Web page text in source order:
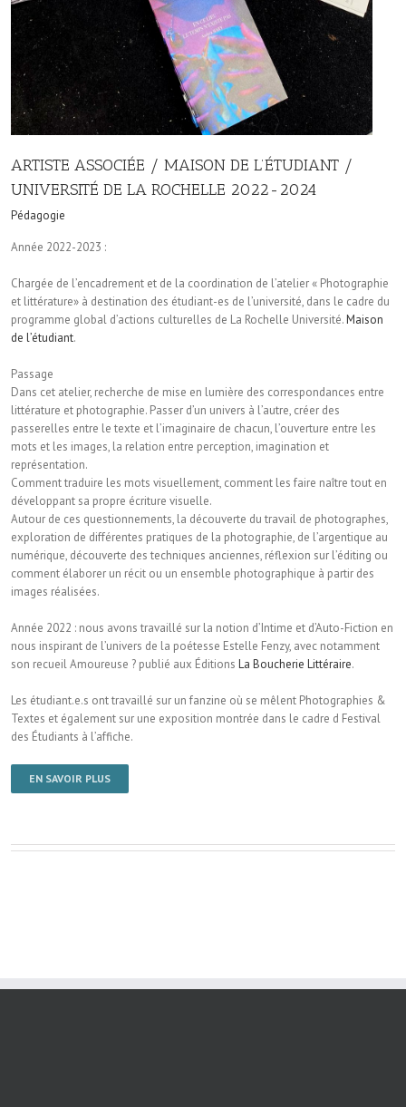
ARTISTE ASSOCIÉE / MAISON DE L’ÉTUDIANT /
UNIVERSITÉ DE LA ROCHELLE 2022-2024
Pédagogie
Année 2022-2023 :
Chargée de l’encadrement et de la coordination de l’atelier « Photographie
et littérature» à destination des étudiant-es de l’université, dans le cadre du
programme global d’actions culturelles de La Rochelle Université.Maison
de l’étudiant.
Passage
Dans cet atelier, recherche de mise en lumière des correspondances entre
littérature et photographie. Passer d’un univers à l’autre, créer des
passerelles entre le texte et l’imaginaire de chacun, l’ouverture entre les
mots et les images, la relation entre perception, imagination et
représentation.
Comment traduire les mots visuellement, comment les faire naître tout en
développant sa propre écriture visuelle.
Autour de ces questionnements, la découverte du travail de photographes,
exploration de différentes pratiques de la photographie, de l’argentique au
numérique, découverte des techniques anciennes, réflexion sur l’éditing ou
comment élaborer un récit ou un ensemble photographique à partir des
images réalisées.
Année 2022 : nous avons travaillé sur la notion d’Intime et d’Auto-Fiction en
nous inspirant de l’univers de la poétesse Estelle Fenzy, avec notamment
son recueil Amoureuse ? publié aux Éditions La Boucherie Littéraire.
Les étudiant.e.s ont travaillé sur un fanzine où se mêlent Photographies &
Textes et également sur une exposition montrée dans le cadre d Festival
des Étudiants à l’affiche.
EN SAVOIR PLUS